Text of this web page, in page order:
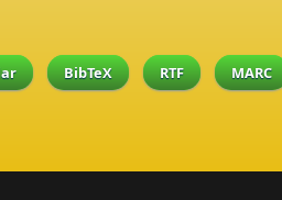
BibTeX RTF MARC